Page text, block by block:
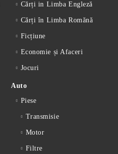
Cărți in Limba Engleză
Cărți în Limba Romănă
Ficțiune
Economie și Afaceri
Jocuri
Auto
Piese
Transmisie
Motor
Filtre